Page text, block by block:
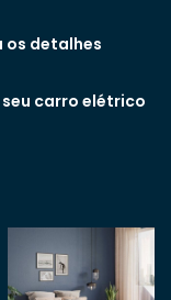
os detalhes
carro elétrico